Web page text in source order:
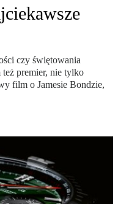
czy świętowania
premier, nie tylko
film o Jamesie Bondzie,